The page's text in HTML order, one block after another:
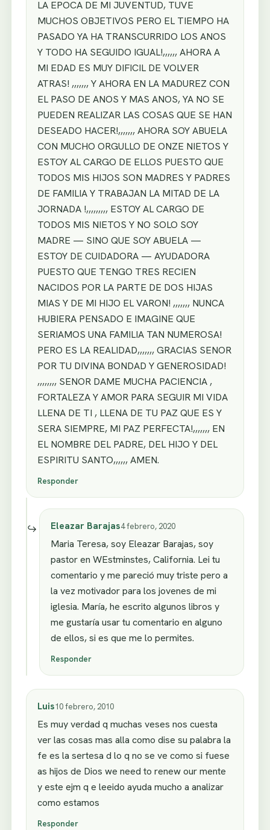
LA EPOCA DE MI JUVENTUD, TUVE
MUCHOS OBJETIVOS PERO EL TIEMPO HA
PASADO YA HA TRANSCURRIDO LOS ANOS
Y TODO HA SEGUIDO IGUAL!,,,,,, AHORA A
MI EDAD ES MUY DIFICIL DE VOLVER
ATRAS! ,,,,,,, Y AHORA EN LA MADUREZ CON
EL PASO DE ANOS Y MAS ANOS, YA NO SE
PUEDEN REALIZAR LAS COSAS QUE SE HAN
DESEADO HACER!,,,,,,, AHORA SOY ABUELA
CON MUCHO ORGULLO DE ONZE NIETOS Y
ESTOY AL CARGO DE ELLOS PUESTO QUE
TODOS MIS HIJOS SON MADRES Y PADRES
DE FAMILIA Y TRABAJAN LA MITAD DE LA
JORNADA !,,,,,,,,, ESTOY AL CARGO DE
TODOS MIS NIETOS Y NO SOLO SOY
MADRE — SINO QUE SOY ABUELA —
ESTOY DE CUIDADORA — AYUDADORA
PUESTO QUE TENGO TRES RECIEN
NACIDOS POR LA PARTE DE DOS HIJAS
MIAS Y DE MI HIJO EL VARON! ,,,,,,, NUNCA
HUBIERA PENSADO E IMAGINE QUE
SERIAMOS UNA FAMILIA TAN NUMEROSA!
PERO ES LA REALIDAD,,,,,,, GRACIAS SENOR
POR TU DIVINA BONDAD Y GENEROSIDAD!
,,,,,,,, SENOR DAME MUCHA PACIENCIA ,
FORTALEZA Y AMOR PARA SEGUIR MI VIDA
LLENA DE TI , LLENA DE TU PAZ QUE ES Y
SERA SIEMPRE, MI PAZ PERFECTA!,,,,,,, EN
EL NOMBRE DEL PADRE, DEL HIJO Y DEL
ESPIRITU SANTO,,,,,, AMEN.
Responder
Eleazar Barajas4 febrero, 2020
Maria Teresa, soy Eleazar Barajas, soy
pastor en WEstminstes, California. Lei tu
comentario y me pareció muy triste pero a
la vez motivador para los jovenes de mi
iglesia. María, he escrito algunos libros y
me gustaría usar tu comentario en alguno
de ellos, si es que me lo permites.
Responder
Luis10 febrero, 2010
Es muy verdad q muchas veses nos cuesta
ver las cosas mas alla como dise su palabra la
fe es la sertesa d lo q no se ve como si fuese
as hijos de Dios we need to renew our mente
y este ejm q e leeido ayuda mucho a analizar
como estamos
Responder